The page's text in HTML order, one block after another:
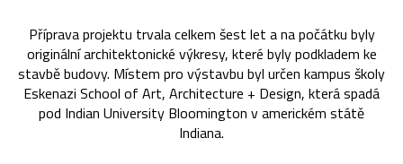
Příprava projektu trvala celkem šest let a na počátku byly
originální architektonické výkresy, které byly podkladem ke
stavbě budovy. Místem pro výstavbu byl určen kampus školy
Eskenazi School of Art, Architecture + Design, která spadá
pod Indian University Bloomington v americkém státě
Indiana.